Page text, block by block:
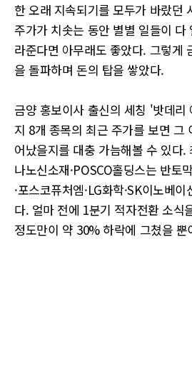
한 오래 지속되기를 모두가 바랐던
주가가 치솟는 동안 별별 일들이 다
라준다면 아무래도 좋았다. 그렇게
을 돌파하며 돈의 탑을 쌓았다.
금양 홍보이사 출신의 세칭 '밧데리
지 8개 종목의 최근 주가를 보면 그
어났을지를 대충 가늠해볼 수 있다.
나노신소재·POSCO홀딩스는 반토
·포스코퓨처엠·LG화학·SK이노베
다. 얼마 전에 1분기 적자전환 소식
정도만이 약 30% 하락에 그쳤을 뿐